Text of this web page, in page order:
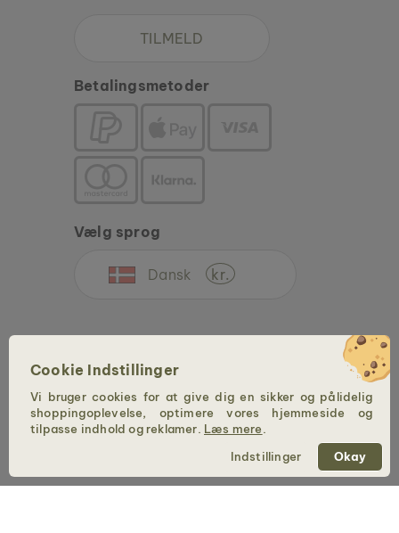
Cookie Indstillinger
Vi bruger cookies for at give dig en sikker og pålidelig
shoppingoplevelse, optimere vores hjemmeside og
tilpasse indhold og reklamer. Læs mere
Indstillinger
Okay
TILMELD
Betalingsmetoder
Vælg sprog
Dansk kr.
Copyright © 2026 Holzkern - Et mærke af Time for Nature GmbH. Alle rettigheder
forbeholdes.